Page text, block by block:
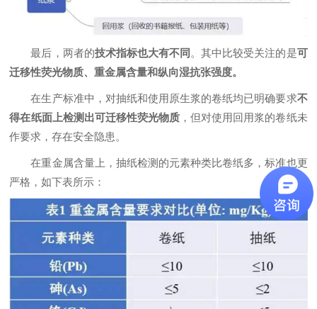
最后，两者的技术指标也大有不同。其中比较受关注的是可
迁移性荧光物质、重金属含量和纵向湿抗张强度。
在生产标准中，对抽纸和使用原生浆的卷纸均已明确要求不
得在纸面上检测出可迁移性荧光物质 ，但对使用回用浆的卷纸未
作要求，存在安全隐患。
在重金属含量上，抽纸检测的元素种类比卷纸多，标准也更
严格，如下表所示：